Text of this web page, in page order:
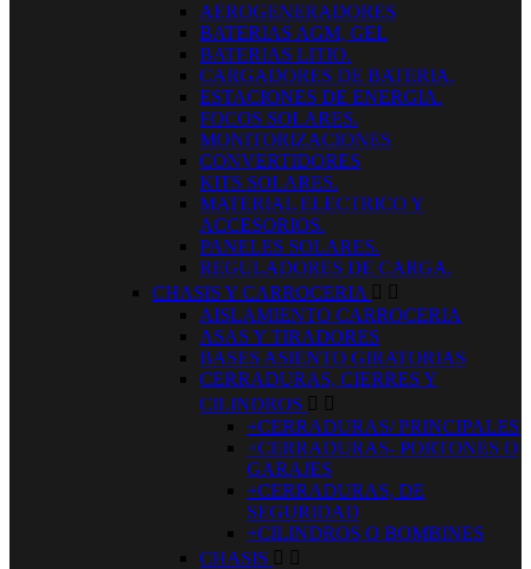
AEROGENERADORES
BATERIAS AGM, GEL
BATERIAS LITIO.
CARGADORES DE BATERIA.
ESTACIONES DE ENERGIA.
FOCOS SOLARES.
MONITORIZACIONES
CONVERTIDORES
KITS SOLARES.
MATERIAL ELECTRICO Y
ACCESORIOS.
PANELES SOLARES.
REGULADORES DE CARGA.
CHASIS Y CARROCERIA  
AISLAMIENTO CARROCERIA
ASAS Y TIRADORES
BASES ASIENTO GIRATORIAS
CERRADURAS, CIERRES Y
CILINDROS  
+CERRADURAS/ PRINCIPALES
+CERRADURAS- PORTONES O
GARAJES
+CERRADURAS, DE
SEGURIDAD
+CILINDROS O BOMBINES
CHASIS  